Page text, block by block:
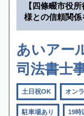
【四條畷市役
様との信頼関
あいアー
司法書士
土日祝OK オン
駐車場あり 19時